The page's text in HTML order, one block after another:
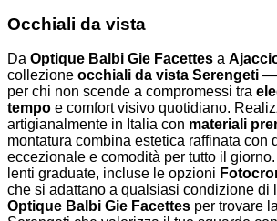
Occhiali da vista
Da Optique Balbi Gie Facettes a
collezione occhiali da vista Serengeti —
per chi non scende a compromessi tra
tempo e comfort visivo quotidiano.
artigianalmente in Italia con materiali
montatura combina estetica raffinata con
eccezionale e comodità per tutto il
lenti graduate, incluse le opzioni
che si adattano a qualsiasi condizione di
Optique Balbi Gie Facettes per trovare